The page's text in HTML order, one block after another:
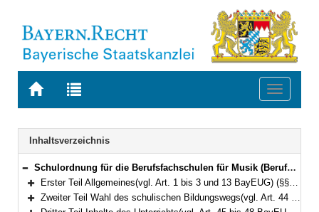
Zur
BAYERN.RECHT
Zur
letzten
Suche
Toggle
Navigation
Inhaltsverzeichnis
Bereich reduzieren
Schulordnung für die Berufsfachschulen für Musik (Berufsfachschulordnung Musik – BFSO Musik) Vom 30. September 2008 (GVBl. S. 806) BayRS 2236-4-1-3-K (§§ 1–66)
Bereich erweitern
Erster Teil Allgemeines(vgl. Art. 1 bis 3 und 13 BayEUG) (§§ 1–2)
Bereich erweitern
Zweiter Teil Wahl des schulischen Bildungswegs(vgl. Art. 44 BayEUG) (§§ 3–8)